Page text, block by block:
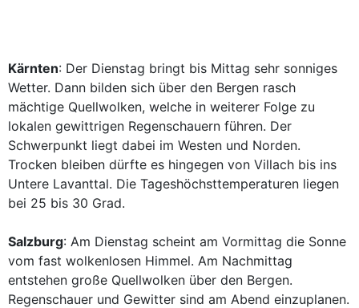
Kärnten: Der Dienstag bringt bis Mittag sehr sonniges
Wetter. Dann bilden sich über den Bergen rasch
mächtige Quellwolken, welche in weiterer Folge zu
lokalen gewittrigen Regenschauern führen. Der
Schwerpunkt liegt dabei im Westen und Norden.
Trocken bleiben dürfte es hingegen von Villach bis ins
Untere Lavanttal. Die Tageshöchsttemperaturen liegen
bei 25 bis 30 Grad.
Salzburg: Am Dienstag scheint am Vormittag die Sonne
vom fast wolkenlosen Himmel. Am Nachmittag
entstehen große Quellwolken über den Bergen.
Regenschauer und Gewitter sind am Abend einzuplanen.